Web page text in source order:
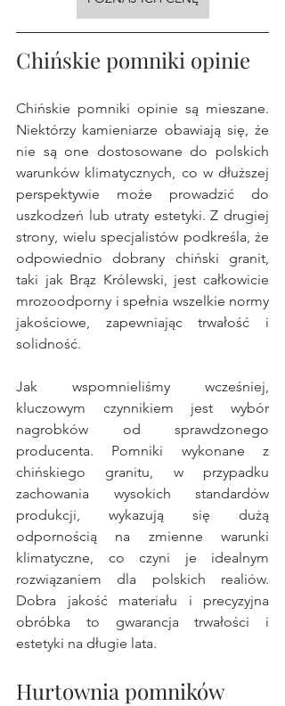
Chińskie pomniki opinie
Chińskie pomniki opinie są mieszane.
Niektórzy kamieniarze obawiają się, że
nie są one dostosowane do polskich
warunków klimatycznych, co w dłuższej
perspektywie może prowadzić do
uszkodzeń lub utraty estetyki. Z drugiej
strony, wielu specjalistów podkreśla, że
odpowiednio dobrany chiński granit,
taki jak Brąz Królewski, jest całkowicie
mrozoodporny i spełnia wszelkie normy
jakościowe, zapewniając trwałość i
solidność.
Jak wspomnieliśmy wcześniej,
kluczowym czynnikiem jest wybór
nagrobków od sprawdzonego
producenta. Pomniki wykonane z
chińskiego granitu, w przypadku
zachowania wysokich standardów
produkcji, wykazują się dużą
odpornością na zmienne warunki
klimatyczne, co czyni je idealnym
rozwiązaniem dla polskich realiów.
Dobra jakość materiału i precyzyjna
obróbka to gwarancja trwałości i
estetyki na długie lata.
Hurtownia pomników